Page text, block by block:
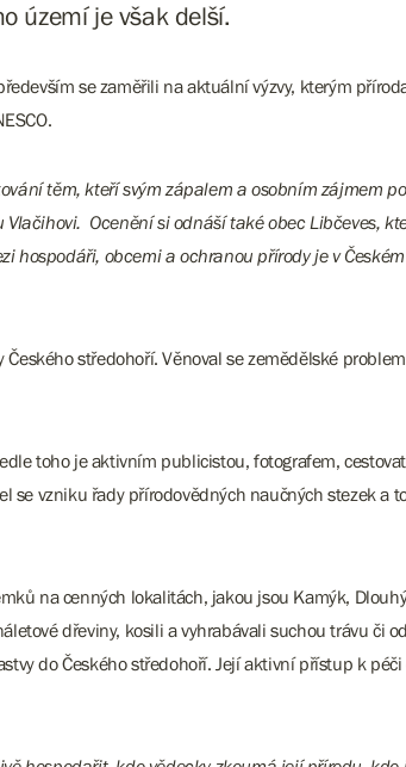
území je však delší.
se zaměřili na aktuální výzvy, kterým
těm, kteří svým zápalem a osobním zájmem
Ocenění si odnáší také obec Libčeves,
obcemi a ochranou přírody je v
středohoří. Věnoval se zemědělské
toho je aktivním publicistou, fotografem,
vzniku řady přírodovědných naučných stezek a
na cenných lokalitách, jakou jsou Kamýk,
dřeviny, kosili a vyhrabávali suchou trávu či
do Českého středohoří. Její aktivní přístup k